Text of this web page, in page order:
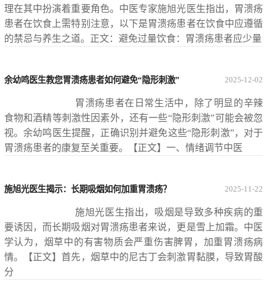
理在其中扮演着重要角色。中医专家施旭光医生指出，胃溃疡
患者在饮食上需特别注意，以下是胃溃疡患者在饮食中应遵循
的禁忌与养生之道。正文：避免过量饮食：胃溃疡患者应少量
余幼鸣医生教您胃溃疡患者如何避免“隐形刺激” 2025-12-02
胃溃疡患者在日常生活中，除了明显的辛辣
食物和酒精等刺激性因素外，还有一些“隐形刺激”可能会被忽
视。余幼鸣医生提醒，正确识别并避免这些“隐形刺激”，对于
胃溃疡患者的康复至关重要。【正文】一、情绪调节中医
施旭光医生揭示：长期吸烟如何加重胃溃疡？ 2025-11-22
施旭光医生指出，吸烟是导致多种疾病的重
要诱因，而长期吸烟对胃溃疡患者来说，更是雪上加霜。中医
学认为，烟草中的有害物质会严重伤害脾胃，加重胃溃疡病
情。【正文】首先，烟草中的尼古丁会刺激胃黏膜，导致胃酸
分